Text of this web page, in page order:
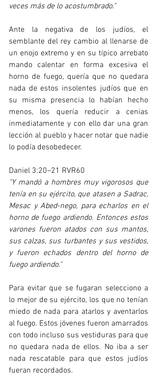
veces más de lo acostumbrado."
Ante la negativa de los judíos, el
semblante del rey cambio al llenarse de
un enojo extremo y en su típico arrebato
mando calentar en forma excesiva el
horno de fuego, quería que no quedara
nada de estos insolentes judíos que en
su misma presencia lo habían hecho
menos, los quería reducir a cenias
inmediatamente y con ello dar una gran
lección al pueblo y hacer notar que nadie
lo podía desobedecer.
Daniel 3:20–21 RVR60
"Y mandó a hombres muy vigorosos que
tenía en su ejército, que atasen a Sadrac,
Mesac y Abed-nego, para echarlos en el
horno de fuego ardiendo. Entonces estos
varones fueron atados con sus mantos,
sus calzas, sus turbantes y sus vestidos,
y fueron echados dentro del horno de
fuego ardiendo."
Para evitar que se fugaran selecciono a
lo mejor de su ejército, los que no tenían
miedo de nada para atarlos y aventarlos
al fuego. Estos jóvenes fueron amarrados
con todo incluso sus vestiduras para que
no quedara nada de ellos. No iba a ser
nada rescatable para que estos judíos
fueran recordados.